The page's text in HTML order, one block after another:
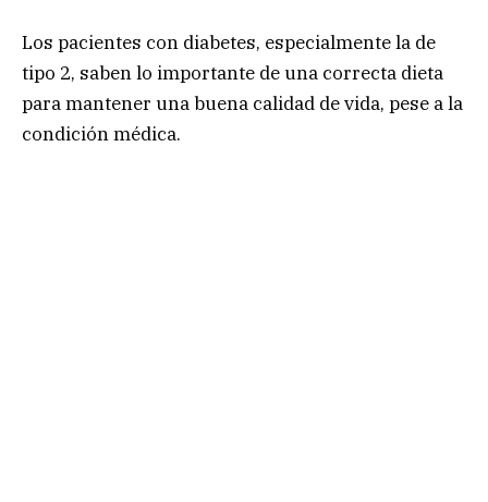
Los pacientes con diabetes, especialmente la de
tipo 2, saben lo importante de una correcta dieta
para mantener una buena calidad de vida, pese a la
condición médica.